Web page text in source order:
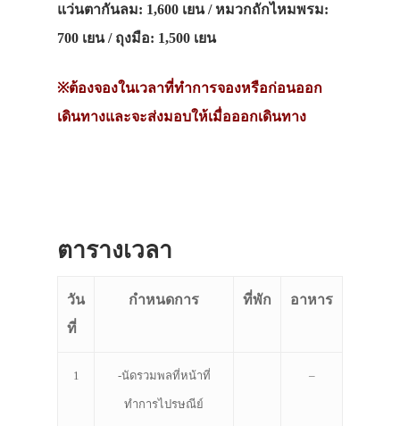
แว่นตากันลม: 1,600 เยน / หมวกถักไหมพรม:
700 เยน / ถุงมือ: 1,500 เยน
※ต้องจองในเวลาที่ทำการจองหรือก่อนออก
เดินทางและจะส่งมอบให้เมื่อออกเดินทาง
ตารางเวลา
วัน
ที่
กำหนดการ ที่พัก อาหาร
1 -นัดรวมพลที่หน้าที่
ทำการไปรษณีย์
–
เอง
เดินทาง